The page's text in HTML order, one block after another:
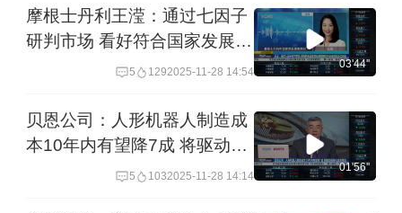
摩根士丹利王滢：通过七因子
研判市场 看好符合国家发展战
略的科创企业和优质红利股
5 1292025-11-28 14:54
03'44''
贝恩公司：人形机器人制造成
本10年内有望降7成 将驱动规
模化应用落地5 1032025-11-28 14:14
01'56''